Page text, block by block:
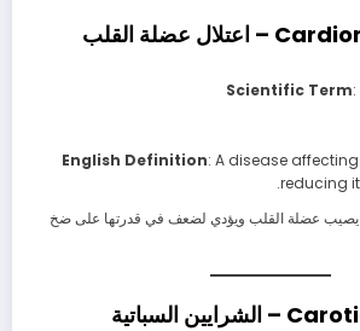
Scientific Term
English Definition: A disease
reducing
عضلة القلب ويؤدي لضعف في قدرتها على ضخ